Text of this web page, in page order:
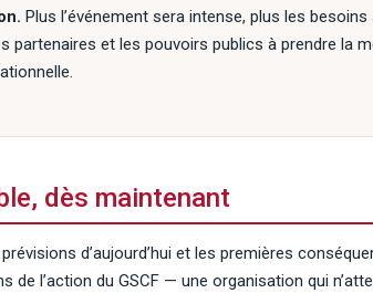
Plus l’événement sera intense, plus les
partenaires et les pouvoirs publics à prendre la
dès maintenant
d’aujourd’hui et les premières
de l’action du GSCF — une organisation qui